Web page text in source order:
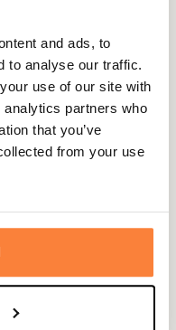
and ads, to
to analyse our traffic.
use of our site with
partners who
that you’ve
from your use